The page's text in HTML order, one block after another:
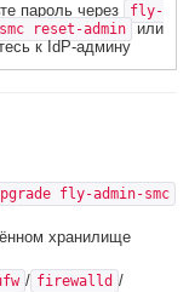
пароль через
fly-
reset-admin или
к IdP-админу
fly-admin-smc
хранилище
/ firewalld /